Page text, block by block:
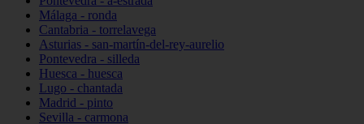
Málaga - ronda
Cantabria - torrelavega
Asturias - san-martín-del-rey-aurelio
Pontevedra - silleda
Huesca - huesca
Lugo - chantada
Madrid - pinto
Sevilla - carmona